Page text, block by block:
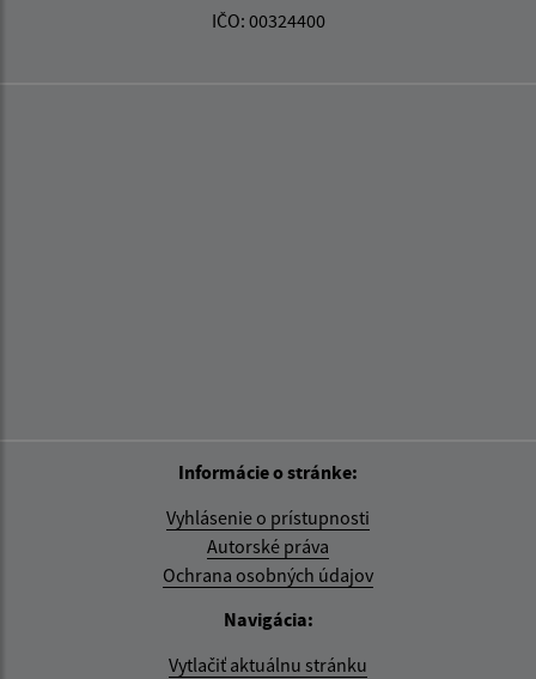
IČO: 00324400
Informácie o stránke:
Vyhlásenie o prístupnosti
Autorské práva
Ochrana osobných údajov
Navigácia:
Vytlačiť aktuálnu stránku